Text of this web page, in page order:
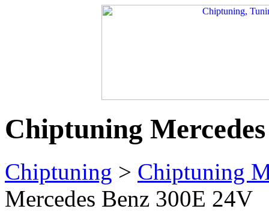
Chiptuning
Chiptuning > Chiptuning
Mercedes Benz 300E 24V